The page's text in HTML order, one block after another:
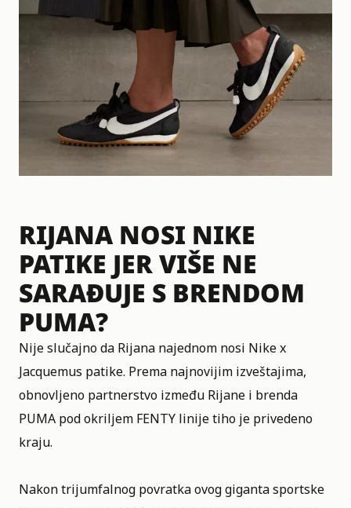
RIJANA NOSI NIKE
PATIKE JER VIŠE NE
SARAĐUJE S BRENDOM
PUMA?
Nije slučajno da Rijana najednom nosi Nike x
Jacquemus patike. Prema najnovijim izveštajima,
obnovljeno partnerstvo između Rijane i brenda
PUMA pod okriljem FENTY linije tiho je privedeno
kraju.
Nakon trijumfalnog povratka ovog giganta sportske